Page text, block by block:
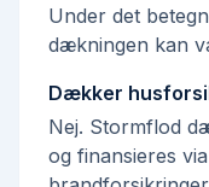
Under det
dækningen kan
Dækker
Nej. Stormflod
og finansieres